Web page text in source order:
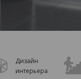
Дизайн
интерьера